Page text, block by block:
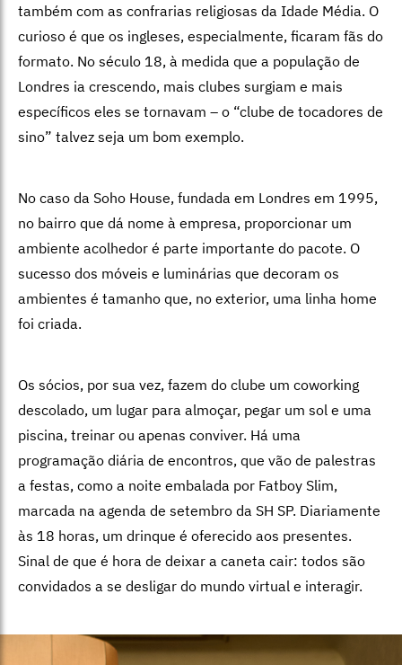
também com as confrarias religiosas da Idade Média. O
curioso é que os ingleses, especialmente, ficaram fãs do
formato. No século 18, à medida que a população de
Londres ia crescendo, mais clubes surgiam e mais
específicos eles se tornavam – o “clube de tocadores de
sino” talvez seja um bom exemplo.
No caso da Soho House, fundada em Londres em 1995,
no bairro que dá nome à empresa, proporcionar um
ambiente acolhedor é parte importante do pacote. O
sucesso dos móveis e luminárias que decoram os
ambientes é tamanho que, no exterior, uma linha home
foi criada.
Os sócios, por sua vez, fazem do clube um coworking
descolado, um lugar para almoçar, pegar um sol e uma
piscina, treinar ou apenas conviver. Há uma
programação diária de encontros, que vão de palestras
a festas, como a noite embalada por Fatboy Slim,
marcada na agenda de setembro da SH SP. Diariamente
às 18 horas, um drinque é oferecido aos presentes.
Sinal de que é hora de deixar a caneta cair: todos são
convidados a se desligar do mundo virtual e interagir.